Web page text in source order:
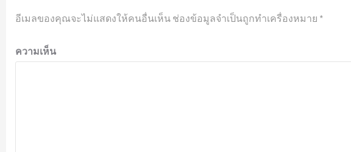
อีเมลของคุณจะไม่แสดงให้คนอื่นเห็น ช่องข้อมูลจำเป็นถูกทำเครื่องหมาย *
ความเห็น